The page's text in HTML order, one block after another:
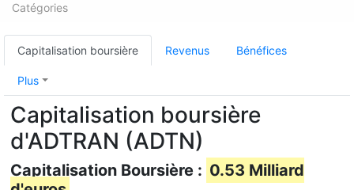
Catégories
Capitalisation boursière Revenus Bénéfices
Plus
Capitalisation boursière
d'ADTRAN (ADTN)
Capitalisation Boursière : 0.53 Milliard